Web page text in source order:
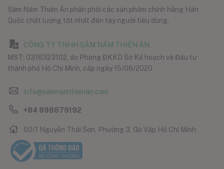
Sâm Nấm Thiên Ân phân phối các sản phẩm chính hãng Hàn
Quốc chất lượng tốt nhất đến tay người tiêu dùng.
CÔNG TY TNHH SÂM NẤM THIÊN ÂN
MST: 0316323102, do Phòng ĐKKD Sở Kế hoạch và Đầu tư
thành phố Hồ Chí Minh, cấp ngày 15/06/2020
info@samnamthienan.com
+84 898879192
50/1 Nguyễn Thái Sơn, Phường 3, Gò Vấp Hồ Chí Minh